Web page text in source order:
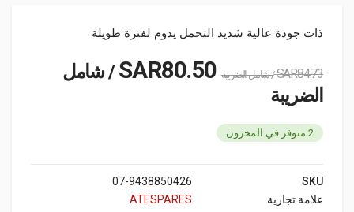
ذات جودة عالية شديد التحمل يدوم لفترة طويلة
SAR84.73 / شامل الضريبة SAR80.50
/ شامل
الضريبة
2 متوفر في المخزون
SKU
07-9438850426
علامة تجارية
ATESPARES